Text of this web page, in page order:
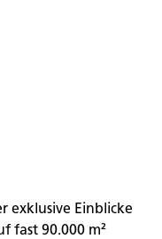
exklusive Einblicke
fast 90.000 m²